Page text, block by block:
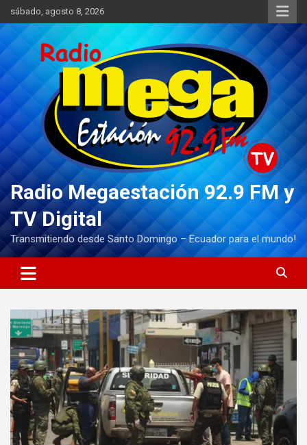
Saltar
al
contenido
sábado, agosto 8, 2026
Radio Megaestación 92.9 FM y
TV Digital
Transmitiendo desde Santo Domingo – Ecuador para el mundo!